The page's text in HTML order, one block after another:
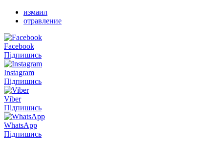
измаил
отравление
Facebook
Підпишись
Instagram
Підпишись
Viber
Підпишись
WhatsApp
Підпишись